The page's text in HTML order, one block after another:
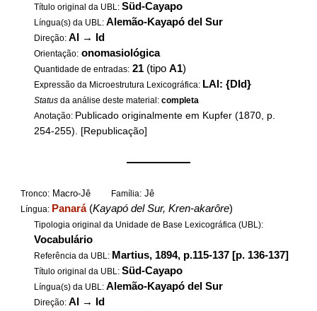
Título original da UBL:Süd-Cayapo
Língua(s) da UBL:Alemão-Kayapó del Sur
Direção:Al → Id
Orientação: onomasiológica
Quantidade de entradas: 21 (tipoA1)
Expressão da Microestrutura Lexicográfica: LAl: {DId}
Status da análise deste material:completa
Anotação: Publicado originalmente em Kupfer (1870, p.
254-255). [Republicação]
——————
Tronco: Macro-Jê Família: Jê
Língua: Panará(Kayapó del Sur, Kren-akarôre)
Tipologia original da Unidade de Base Lexicográfica (UBL):
Vocabulário
Referência da UBL: Martius, 1894, p.115-137 [p. 136-137]
Título original da UBL:Süd-Cayapo
Língua(s) da UBL:Alemão-Kayapó del Sur
Direção:Al → Id